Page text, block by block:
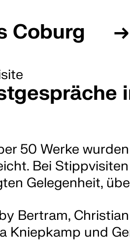
→
Coburg
50 Werke
Bei
Gelegenheit,
Bertram,
Kniepkamp und